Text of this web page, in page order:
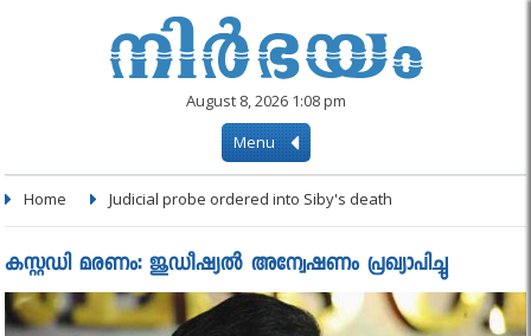
August 8, 2026 1:08 pm
Menu
Home Judicial probe ordered into Siby's death
കസ്റ്റഡി മരണം: ജുഡീഷ്യല്‍ അന്വേഷണം പ്രഖ്യാപിച്ചു